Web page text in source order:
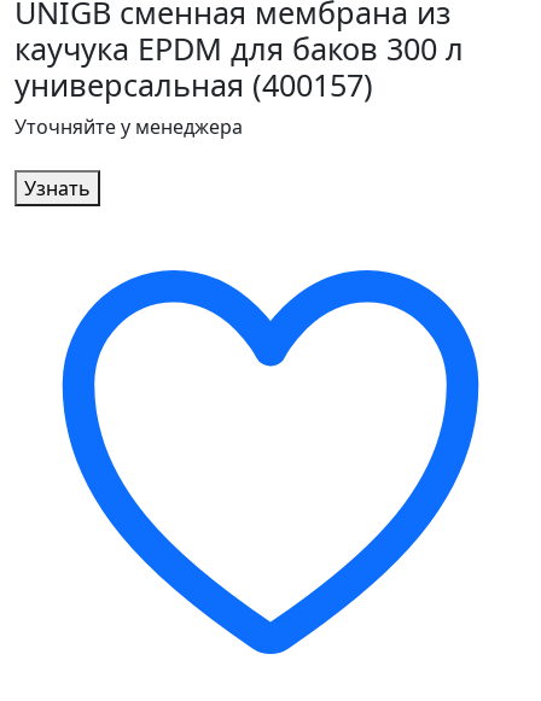
UNIGB сменная мембрана из
каучука EPDM для баков 300 л
универсальная (400157)
Уточняйте у менеджера
Узнать